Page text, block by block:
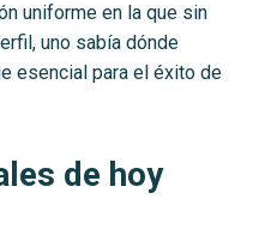
uniforme en la que sin
uno sabía dónde
esencial para el éxito de
de hoy